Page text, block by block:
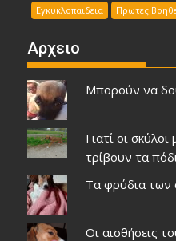
Εγκυκλοπαιδεια Πρωτες
Αρχειο
Μπορούν να
Γιατί οι
τρίβουν τα
Τα φρύδια των
Οι αισθήσεις